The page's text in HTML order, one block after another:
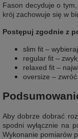
Fason decyduje o
krój zachowuje się w
Postępuj zgodnie z
slim fit –
regular fit –
relaxed fit –
oversize –
Aby dobrze dobrać
spodni wyłącznie na
Wykonanie pomiarów